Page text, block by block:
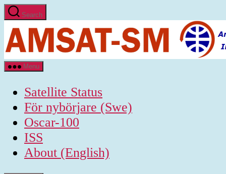
Skip
to
the
content
Search
AMSAT-
SM
Official
Website
AMSAT-
Sweden
Menu
Satellite Status
För nybörjare (Swe)
Oscar-100
ISS
About (English)